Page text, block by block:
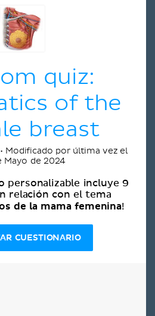
quiz:
of the
breast
Modificado por última vez el
Mayo de 2024
personalizable incluye 9
relación con el tema
de la mama femenina!
CUESTIONARIO